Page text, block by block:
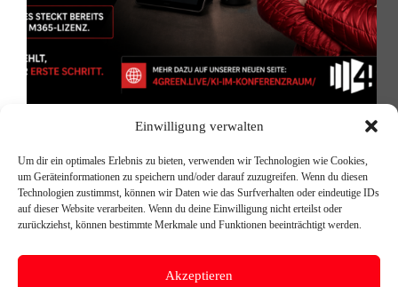
Einwilligung verwalten
Um dir ein optimales Erlebnis zu bieten, verwenden wir Technologien wie Cookies,
um Geräteinformationen zu speichern und/oder darauf zuzugreifen. Wenn du diesen
Technologien zustimmst, können wir Daten wie das Surfverhalten oder eindeutige IDs
auf dieser Website verarbeiten. Wenn du deine Einwilligung nicht erteilst oder
zurückziehst, können bestimmte Merkmale und Funktionen beeinträchtigt werden.
Akzeptieren
bleiben ungenutzt – das können Sie heute noch
besser ausgestattet als je zuvor. Microsoft Teams
Rooms, hochwertige Kameras und Mikrofone – alles
vorhanden. Und trotzdem läuft das nächste…
Michael Reischer
11. Juni 2026